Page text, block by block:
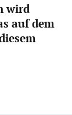
wird
auf dem